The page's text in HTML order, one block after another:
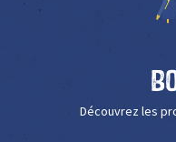
Découvrez les